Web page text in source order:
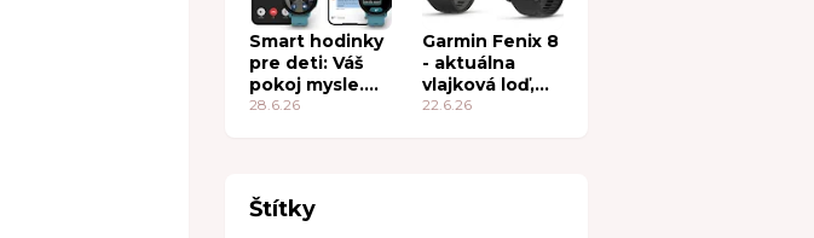
Smart hodinky
pre deti: Váš
pokoj mysle.
Ich
28.6.26
Garmin Fenix 8
- aktuálna
vlajková loď,
oplatí sa?
22.6.26
Štítky